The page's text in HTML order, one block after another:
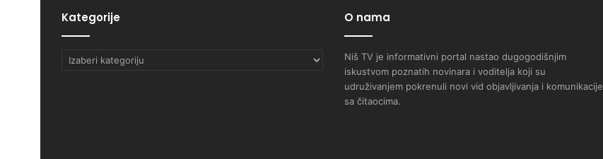
Kategorije
Kategorije
O nama
Niš TV je informativni portal nastao dugogodišnjim
iskustvom poznatih novinara i voditelja koji su
udruživanjem pokrenuli novi vid objavljivanja i komunikacije
sa čitaocima.